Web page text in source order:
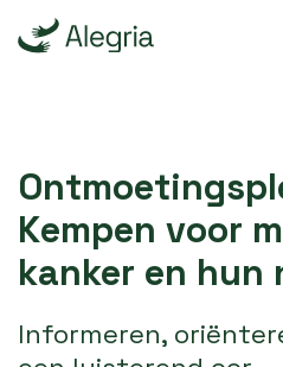
Kempen voor
kanker en hun
Informeren,